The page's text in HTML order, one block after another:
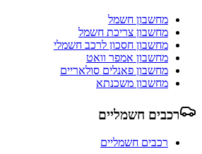
מחשבון חשמל
מחשבון צריכת חשמל
מחשבון חסכון לרכב חשמלי
מחשבון אמפר וואט
מחשבון פאנלים סולאריים
מחשבון משכנתא
רכבים חשמליים
רכבים חשמליים